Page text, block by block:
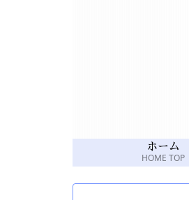
ホーム
HOME TOP